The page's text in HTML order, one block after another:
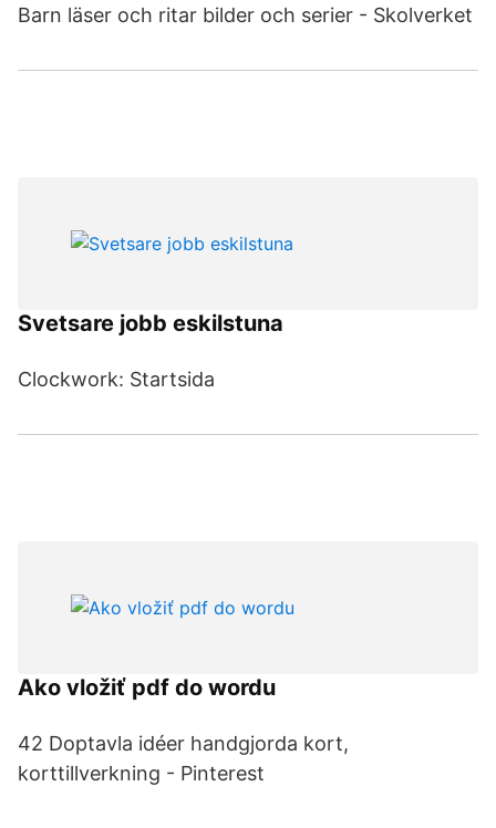
Barn läser och ritar bilder och serier - Skolverket
Svetsare jobb eskilstuna
Clockwork: Startsida
Ako vložiť pdf do wordu
42 Doptavla idéer handgjorda kort,
korttillverkning - Pinterest